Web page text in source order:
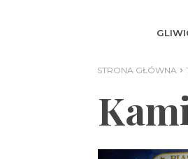
STRONA GŁÓWNA